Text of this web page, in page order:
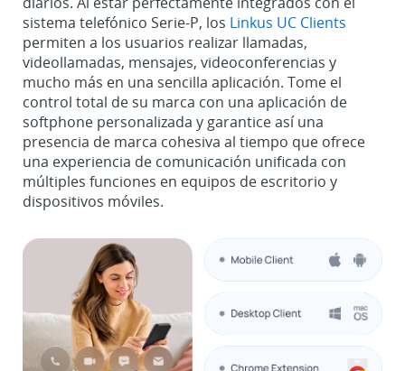
sistema telefónico Serie-P, los Linkus UC Clients
permiten a los usuarios realizar llamadas,
videollamadas, mensajes, videoconferencias y
mucho más en una sencilla aplicación. Tome el
control total de su marca con una aplicación de
softphone personalizada y garantice así una
presencia de marca cohesiva al tiempo que ofrece
una experiencia de comunicación unificada con
múltiples funciones en equipos de escritorio y
dispositivos móviles.